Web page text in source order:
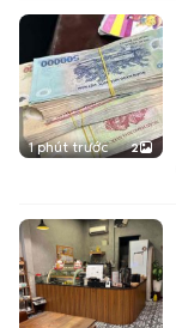
1 phút trước 2